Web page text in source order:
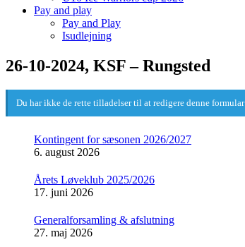
Pay and play
Pay and Play
Isudlejning
26-10-2024, KSF – Rungsted
Du har ikke de rette tilladelser til at redigere denne formular
Kontingent for sæsonen 2026/2027
6. august 2026
Årets Løveklub 2025/2026
17. juni 2026
Generalforsamling & afslutning
27. maj 2026